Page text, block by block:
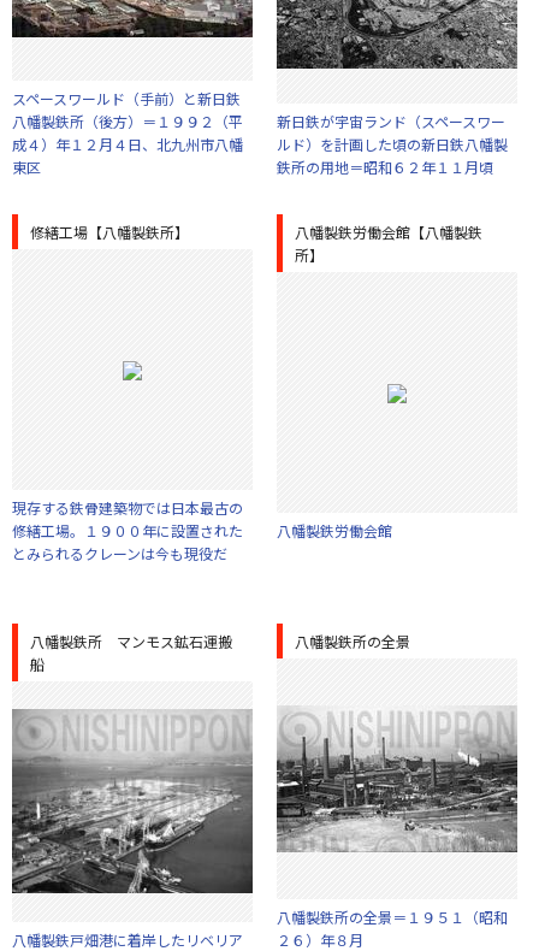
スペースワールド（手前）と新日鉄
八幡製鉄所（後方）＝１９９２（平
成４）年１２月４日、北九州市八幡
東区
新日鉄が宇宙ランド（スペースワー
ルド）を計画した頃の新日鉄八幡製
鉄所の用地＝昭和６２年１１月頃
修繕工場【八幡製鉄所】
現存する鉄骨建築物では日本最古の
修繕工場。１９００年に設置された
とみられるクレーンは今も現役だ
八幡製鉄労働会館【八幡製鉄
所】
八幡製鉄労働会館
八幡製鉄所 マンモス鉱石運搬
船
八幡製鉄戸畑港に着岸したリベリア
八幡製鉄所の全景
八幡製鉄所の全景＝１９５１（昭和
２６）年８月